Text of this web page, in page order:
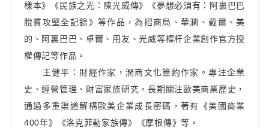
樣本》《民族之光：陳光威傳》《夢想必須有：阿裏巴巴
脫貧攻堅全記錄》等作品，為招商局、華潤、戴爾、美
的、阿裏巴巴、卓爾、用友、光威等標杆企業創作官方授
權傳記等作品。
王健平：財經作家，潤商文化簽約作家。專注企業
史、經營管理、財富家族研究，長期關注歐美商業歷史，
通過多重渠道解構歐美企業成長密碼，著有《美國商業
400年》《洛克菲勒家族傳》《摩根傳》等。